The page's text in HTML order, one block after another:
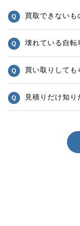
買取できないも
壊れている自転
買い取りしても
見積りだけ知